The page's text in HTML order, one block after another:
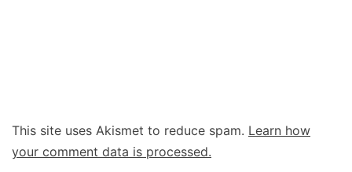
This site uses Akismet to reduce spam. Learn how
your comment data is processed.